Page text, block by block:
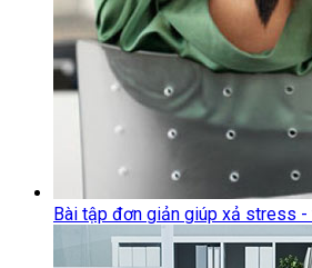
Bài tập đơn giản giúp xả stress